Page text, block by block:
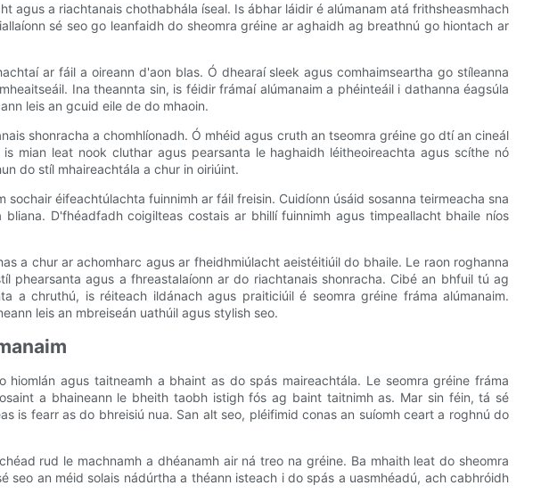
agus a riachtanais chothabhála íseal. Is ábhar láidir é alúmanam atá frithsheasmhach
sé seo go leanfaidh do sheomra gréine ar aghaidh ag breathnú go hiontach ar
ar fáil a oireann d'aon blas. Ó dhearaí sleek agus comhaimseartha go stíleanna
Ina theannta sin, is féidir frámaí alúmanaim a phéinteáil i dathanna éagsúla
leis an gcuid eile de do mhaoin.
shonracha a chomhlíonadh. Ó mhéid agus cruth an tseomra gréine go dtí an cineál
mian leat nook cluthar agus pearsanta le haghaidh léitheoireachta agus scíthe nó
do stíl mhaireachtála a chur in oiriúint.
éifeachtúlachta fuinnimh ar fáil freisin. Cuidíonn úsáid sosanna teirmeacha sna
D'fhéadfadh coigilteas costais ar bhillí fuinnimh agus timpeallacht bhaile níos
a chur ar achomharc agus ar fheidhmiúlacht aeistéitiúil do bhaile. Le raon roghanna
agus a fhreastalaíonn ar do riachtanais shonracha. Cibé an bhfuil tú ag
a chruthú, is réiteach ildánach agus praiticiúil é seomra gréine fráma alúmanaim.
leis an mbreiseán uathúil agus stylish seo.
agus taitneamh a bhaint as do spás maireachtála. Le seomra gréine fráma
a bhaineann le bheith taobh istigh fós ag baint taitnimh as. Mar sin féin, tá sé
is fearr as do bhreisiú nua. San alt seo, pléifimid conas an suíomh ceart a roghnú do
rud le machnamh a dhéanamh air ná treo na gréine. Ba mhaith leat do sheomra
an méid solais nádúrtha a théann isteach i do spás a uasmhéadú, ach cabhróidh